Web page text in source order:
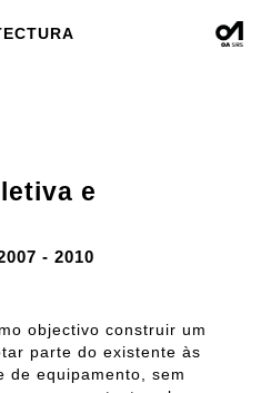
e
- 2010
objectivo construir um
parte do existente às
de equipamento, sem